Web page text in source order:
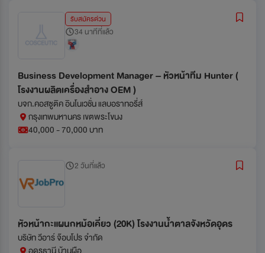
รับสมัครด่วน
34 นาทีที่แล้ว
Business Development Manager – หัวหน้าทีม Hunter (
โรงงานผลิตเครื่องสำอาง OEM )
บจก.คอสซูติค อินโนเวชั่น แลบอราทอรี่ส์
กรุงเทพมหานคร เขตพระโขนง
40,000 - 70,000 บาท
2 วันที่แล้ว
หัวหน้ากะแผนกหม้อเคี่ยว (20K) โรงงานน้ำตาลจังหวัดอุดร
บริษัท วีอาร์ จ๊อบโปร จำกัด